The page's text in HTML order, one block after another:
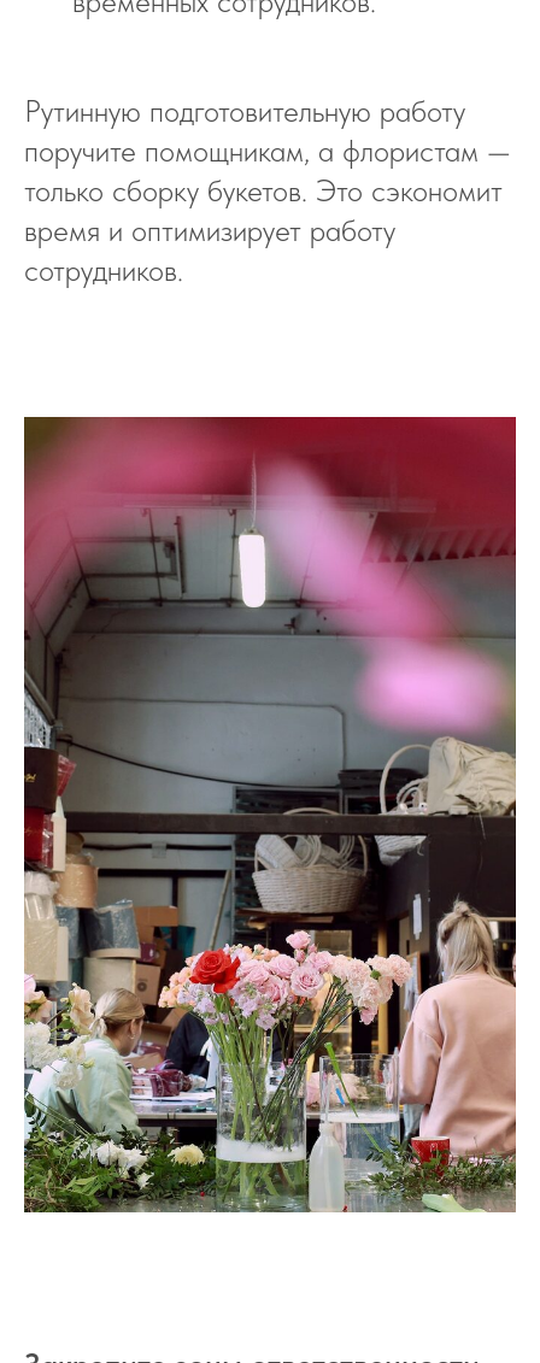
Рутинную подготовительную работу
поручите помощникам, а флористам —
только сборку букетов. Это сэкономит
время и оптимизирует работу
сотрудников.